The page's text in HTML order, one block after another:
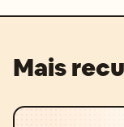
Mais